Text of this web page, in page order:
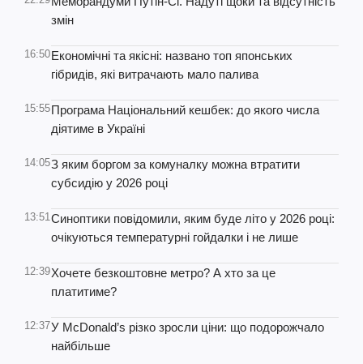
змін
16:50Економічні та якісні: названо топ японських
гібридів, які витрачають мало палива
15:55Програма Національний кешбек: до якого числа
діятиме в Україні
14:05З яким боргом за комуналку можна втратити
субсидію у 2026 році
13:51Синоптики повідомили, яким буде літо у 2026 році:
очікуються температурні гойдалки і не лише
12:39Хочете безкоштовне метро? А хто за це
платитиме?
12:37У McDonald’s різко зросли ціни: що подорожчало
найбільше